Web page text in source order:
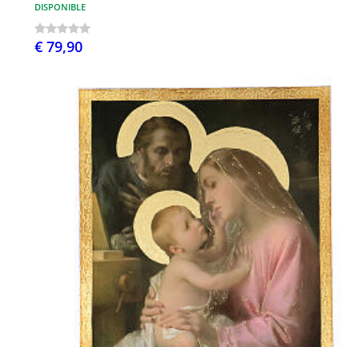
DISPONIBLE
€ 79,90